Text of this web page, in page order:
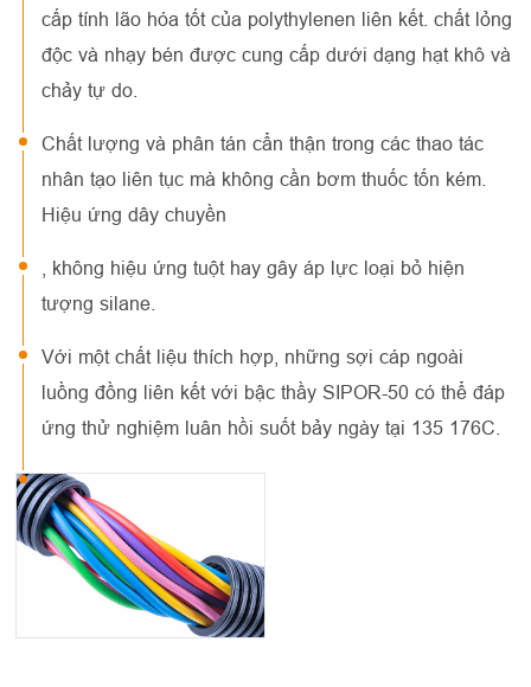
cấp tính lão hóa tốt của polythylenen liên kết. chất lỏng
độc và nhạy bén được cung cấp dưới dạng hạt khô và
chảy tự do.
Chất lượng và phân tán cẩn thận trong các thao tác
nhân tạo liên tục mà không cần bơm thuốc tốn kém.
Hiệu ứng dây chuyền
, không hiệu ứng tuột hay gây áp lực loại bỏ hiện
tượng silane.
Với một chất liệu thích hợp, những sợi cáp ngoài
luồng đồng liên kết với bậc thầy SIPOR-50 có thể đáp
ứng thử nghiệm luân hồi suốt bảy ngày tại 135 176C.